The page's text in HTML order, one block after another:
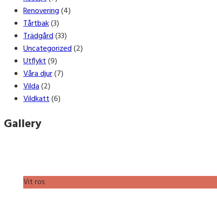
Renovering(4)
Tårtbak(3)
Trädgård(33)
Uncategorized(2)
Utflykt(9)
Våra djur(7)
Vilda(2)
Vildkatt(6)
Gallery
Vit ros